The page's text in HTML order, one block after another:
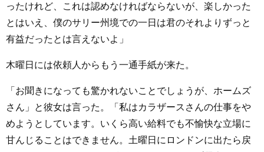
ったけれど、これは認めなければならないが、楽しかった
とはいえ、僕のサリー州境での一日は君のそれよりずっと
有益だったとは言えないよ」
木曜日には依頼人からもう一通手紙が来た。
「お聞きになっても驚かれないことでしょうが、ホームズ
さん」と彼女は言った。「私はカラザースさんの仕事をや
めようとしています。いくら高い給料でも不愉快な立場に
甘んじることはできません。土曜日にロンドンに出たら戻